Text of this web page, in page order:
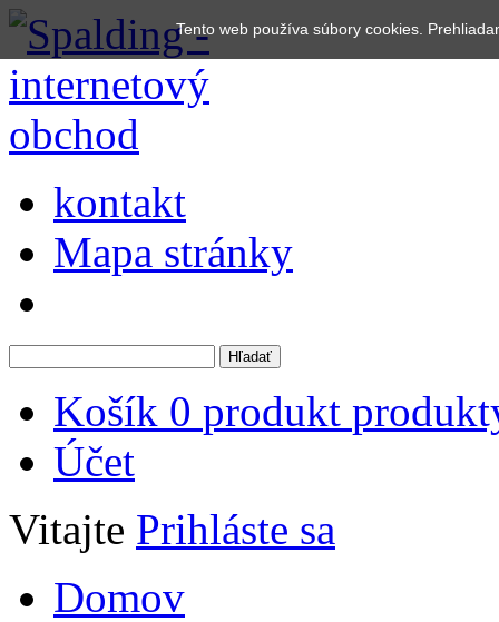
kontakt
Mapa stránky
Košík 0 produkt
Účet
Vitajte Prihláste sa
Domov
Tento web používa súbory cookies.